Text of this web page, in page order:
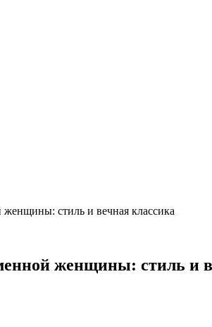
стиль и вечная классика
женщины: стиль и